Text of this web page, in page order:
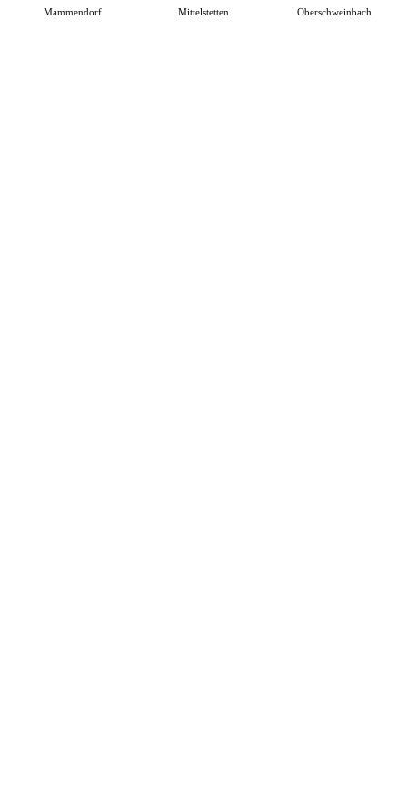
Mammendorf Mittelstetten Oberschweinbach